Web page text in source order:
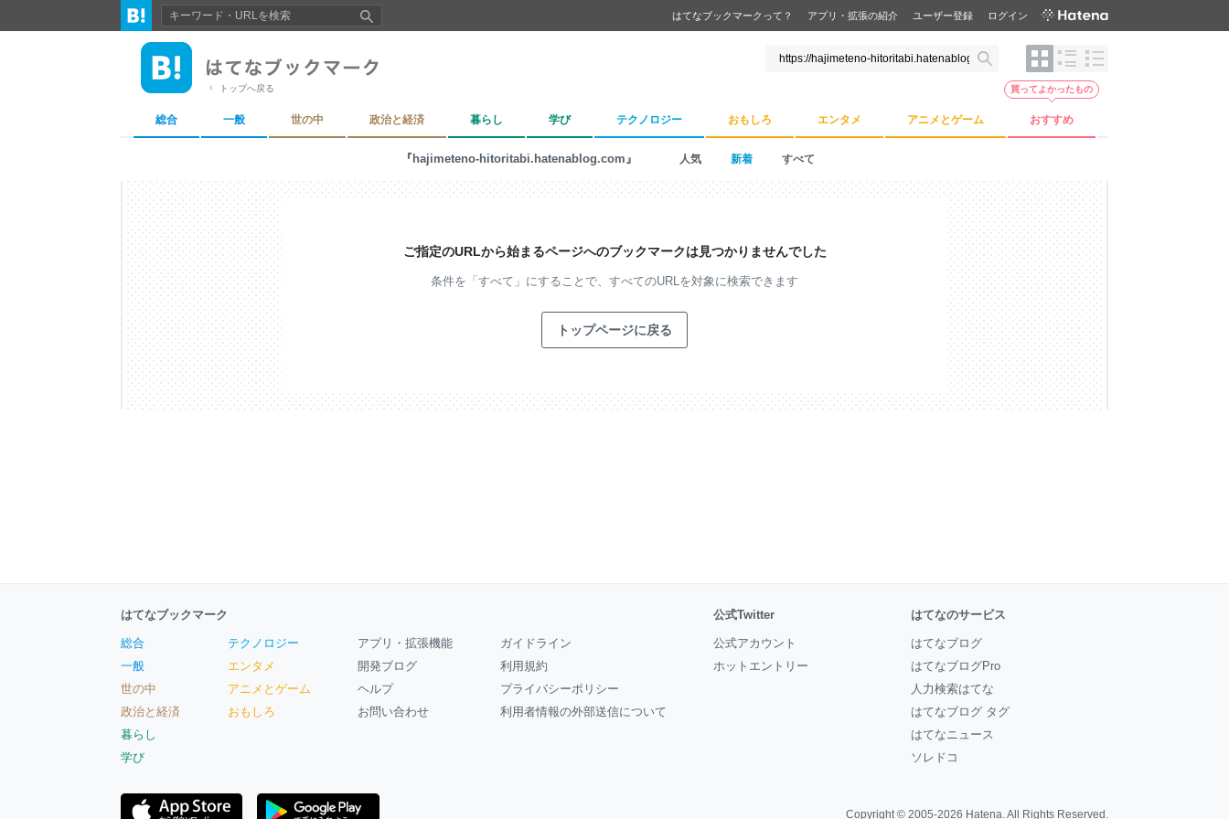
はてなブックマークって？ アプリ・拡張の紹介 ユーザー登録 ログイン
トップへ戻る
総合 一般 世の中 政治と経済 暮らし 学び テクノロジー おもしろ エンタメ アニメとゲーム おすすめ
買ってよかったもの
『hajimeteno-hitoritabi.hatenablog.com』 人気 新着 すべて
ご指定のURLから始まるページへのブックマークは見つかりませんでした
条件を「すべて」にすることで、 すべてのURLを対象に検索できます
トップページに戻る
はてなブックマーク
総合
一般
世の中
政治と経済
暮らし
学び
テクノロジー
エンタメ
アニメとゲーム
おもしろ
アプリ・拡張機能
開発ブログ
ヘルプ
お問い合わせ
ガイドライン
利用規約
プライバシーポリシー
利用者情報の外部送信について
公式Twitter
公式アカウント
ホットエントリー
はてなのサービス
はてなブログ
はてなブログPro
人力検索はてな
はてなブログ タグ
はてなニュース
ソレドコ
Copyright © 2005-2026 Hatena. All Rights Reserved.